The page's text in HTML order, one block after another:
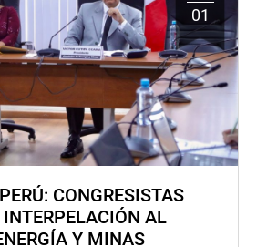
01
CONGRESISTAS
AL
Y MINAS